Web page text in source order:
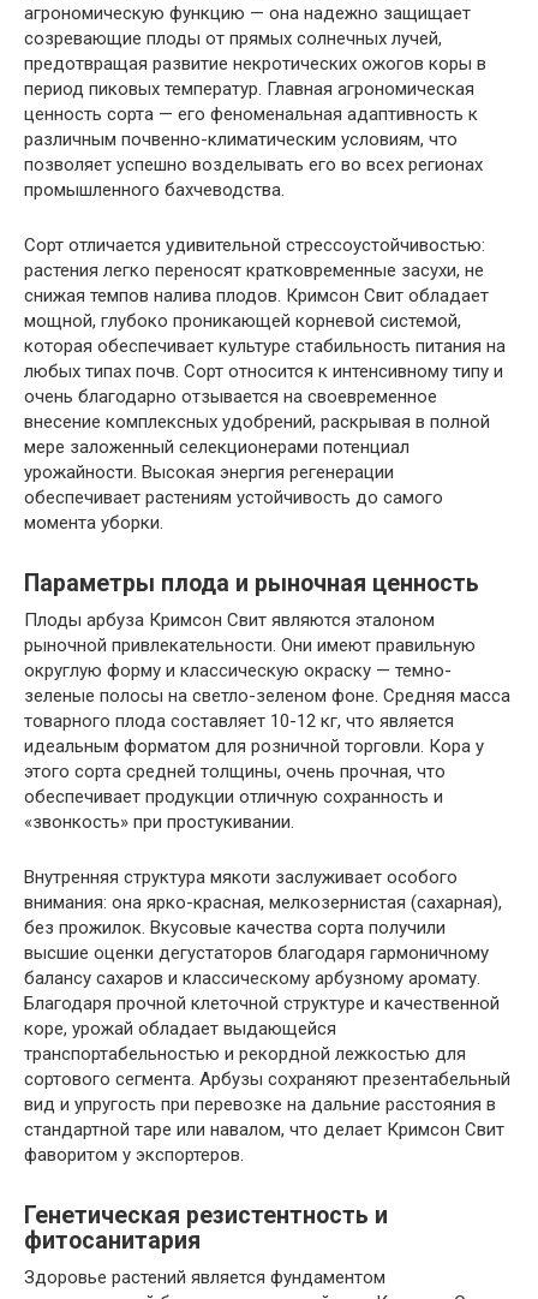
агрономическую функцию — она надежно защищает
созревающие плоды от прямых солнечных лучей,
предотвращая развитие некротических ожогов коры в
период пиковых температур. Главная агрономическая
ценность сорта — его феноменальная адаптивность к
различным почвенно-климатическим условиям, что
позволяет успешно возделывать его во всех регионах
промышленного бахчеводства.
Сорт отличается удивительной стрессоустойчивостью:
растения легко переносят кратковременные засухи, не
снижая темпов налива плодов. Кримсон Свит обладает
мощной, глубоко проникающей корневой системой,
которая обеспечивает культуре стабильность питания на
любых типах почв. Сорт относится к интенсивному типу и
очень благодарно отзывается на своевременное
внесение комплексных удобрений, раскрывая в полной
мере заложенный селекционерами потенциал
урожайности. Высокая энергия регенерации
обеспечивает растениям устойчивость до самого
момента уборки.
Параметры плода и рыночная ценность
Плоды арбуза Кримсон Свит являются эталоном
рыночной привлекательности. Они имеют правильную
округлую форму и классическую окраску — темно-
зеленые полосы на светло-зеленом фоне. Средняя масса
товарного плода составляет 10-12 кг, что является
идеальным форматом для розничной торговли. Кора у
этого сорта средней толщины, очень прочная, что
обеспечивает продукции отличную сохранность и
«звонкость» при простукивании.
Внутренняя структура мякоти заслуживает особого
внимания: она ярко-красная, мелкозернистая (сахарная),
без прожилок. Вкусовые качества сорта получили
высшие оценки дегустаторов благодаря гармоничному
балансу сахаров и классическому арбузному аромату.
Благодаря прочной клеточной структуре и качественной
коре, урожай обладает выдающейся
транспортабельностью и рекордной лежкостью для
сортового сегмента. Арбузы сохраняют презентабельный
вид и упругость при перевозке на дальние расстояния в
стандартной таре или навалом, что делает Кримсон Свит
фаворитом у экспортеров.
Генетическая резистентность и
фитосанитария
Здоровье растений является фундаментом